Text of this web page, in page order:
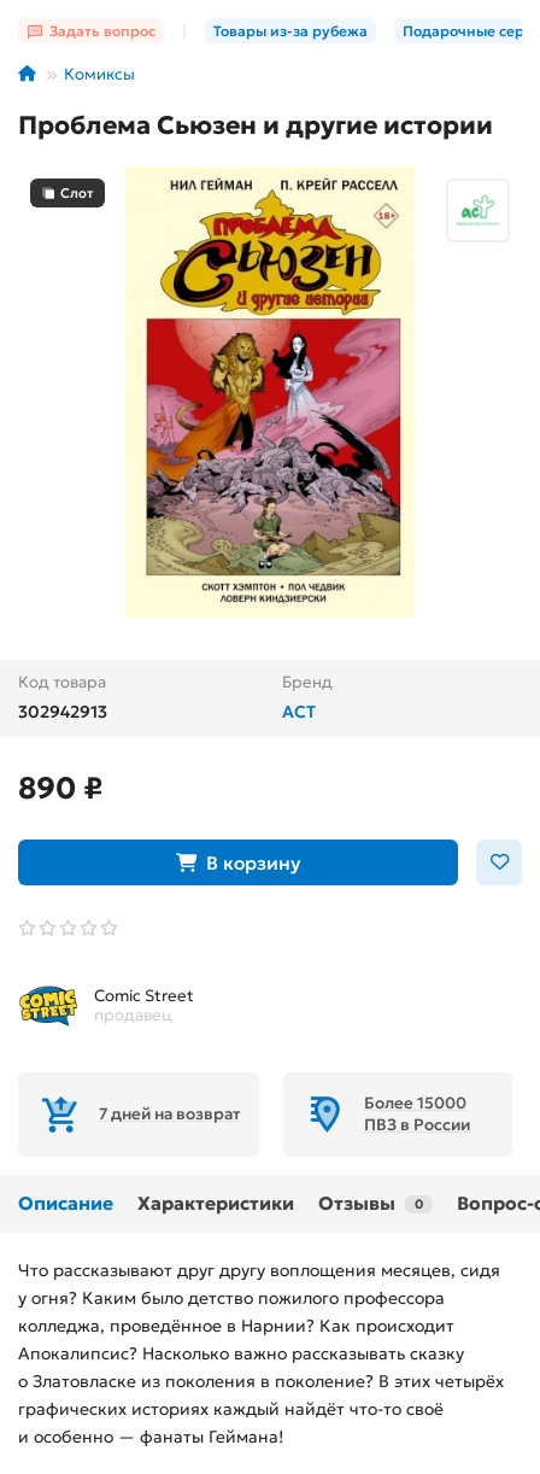
Задать вопрос Товары из-за рубежа Подарочные
Комиксы
Проблема Сьюзен и другие истории
Слот
Код товара
302942913
Бренд
АСТ
890 ₽
В корзину
Comic Street
продавец
7 дней на возврат
Более 15000
ПВЗ в России
Описание Характеристики Отзывы 0 Вопрос-
Что рассказывают друг другу воплощения месяцев, сидя
у огня? Каким было детство пожилого профессора
колледжа, проведённое в Нарнии? Как происходит
Апокалипсис? Насколько важно рассказывать сказку
о Златовласке из поколения в поколение? В этих четырёх
графических историях каждый найдёт что-то своё
и особенно — фанаты Геймана!